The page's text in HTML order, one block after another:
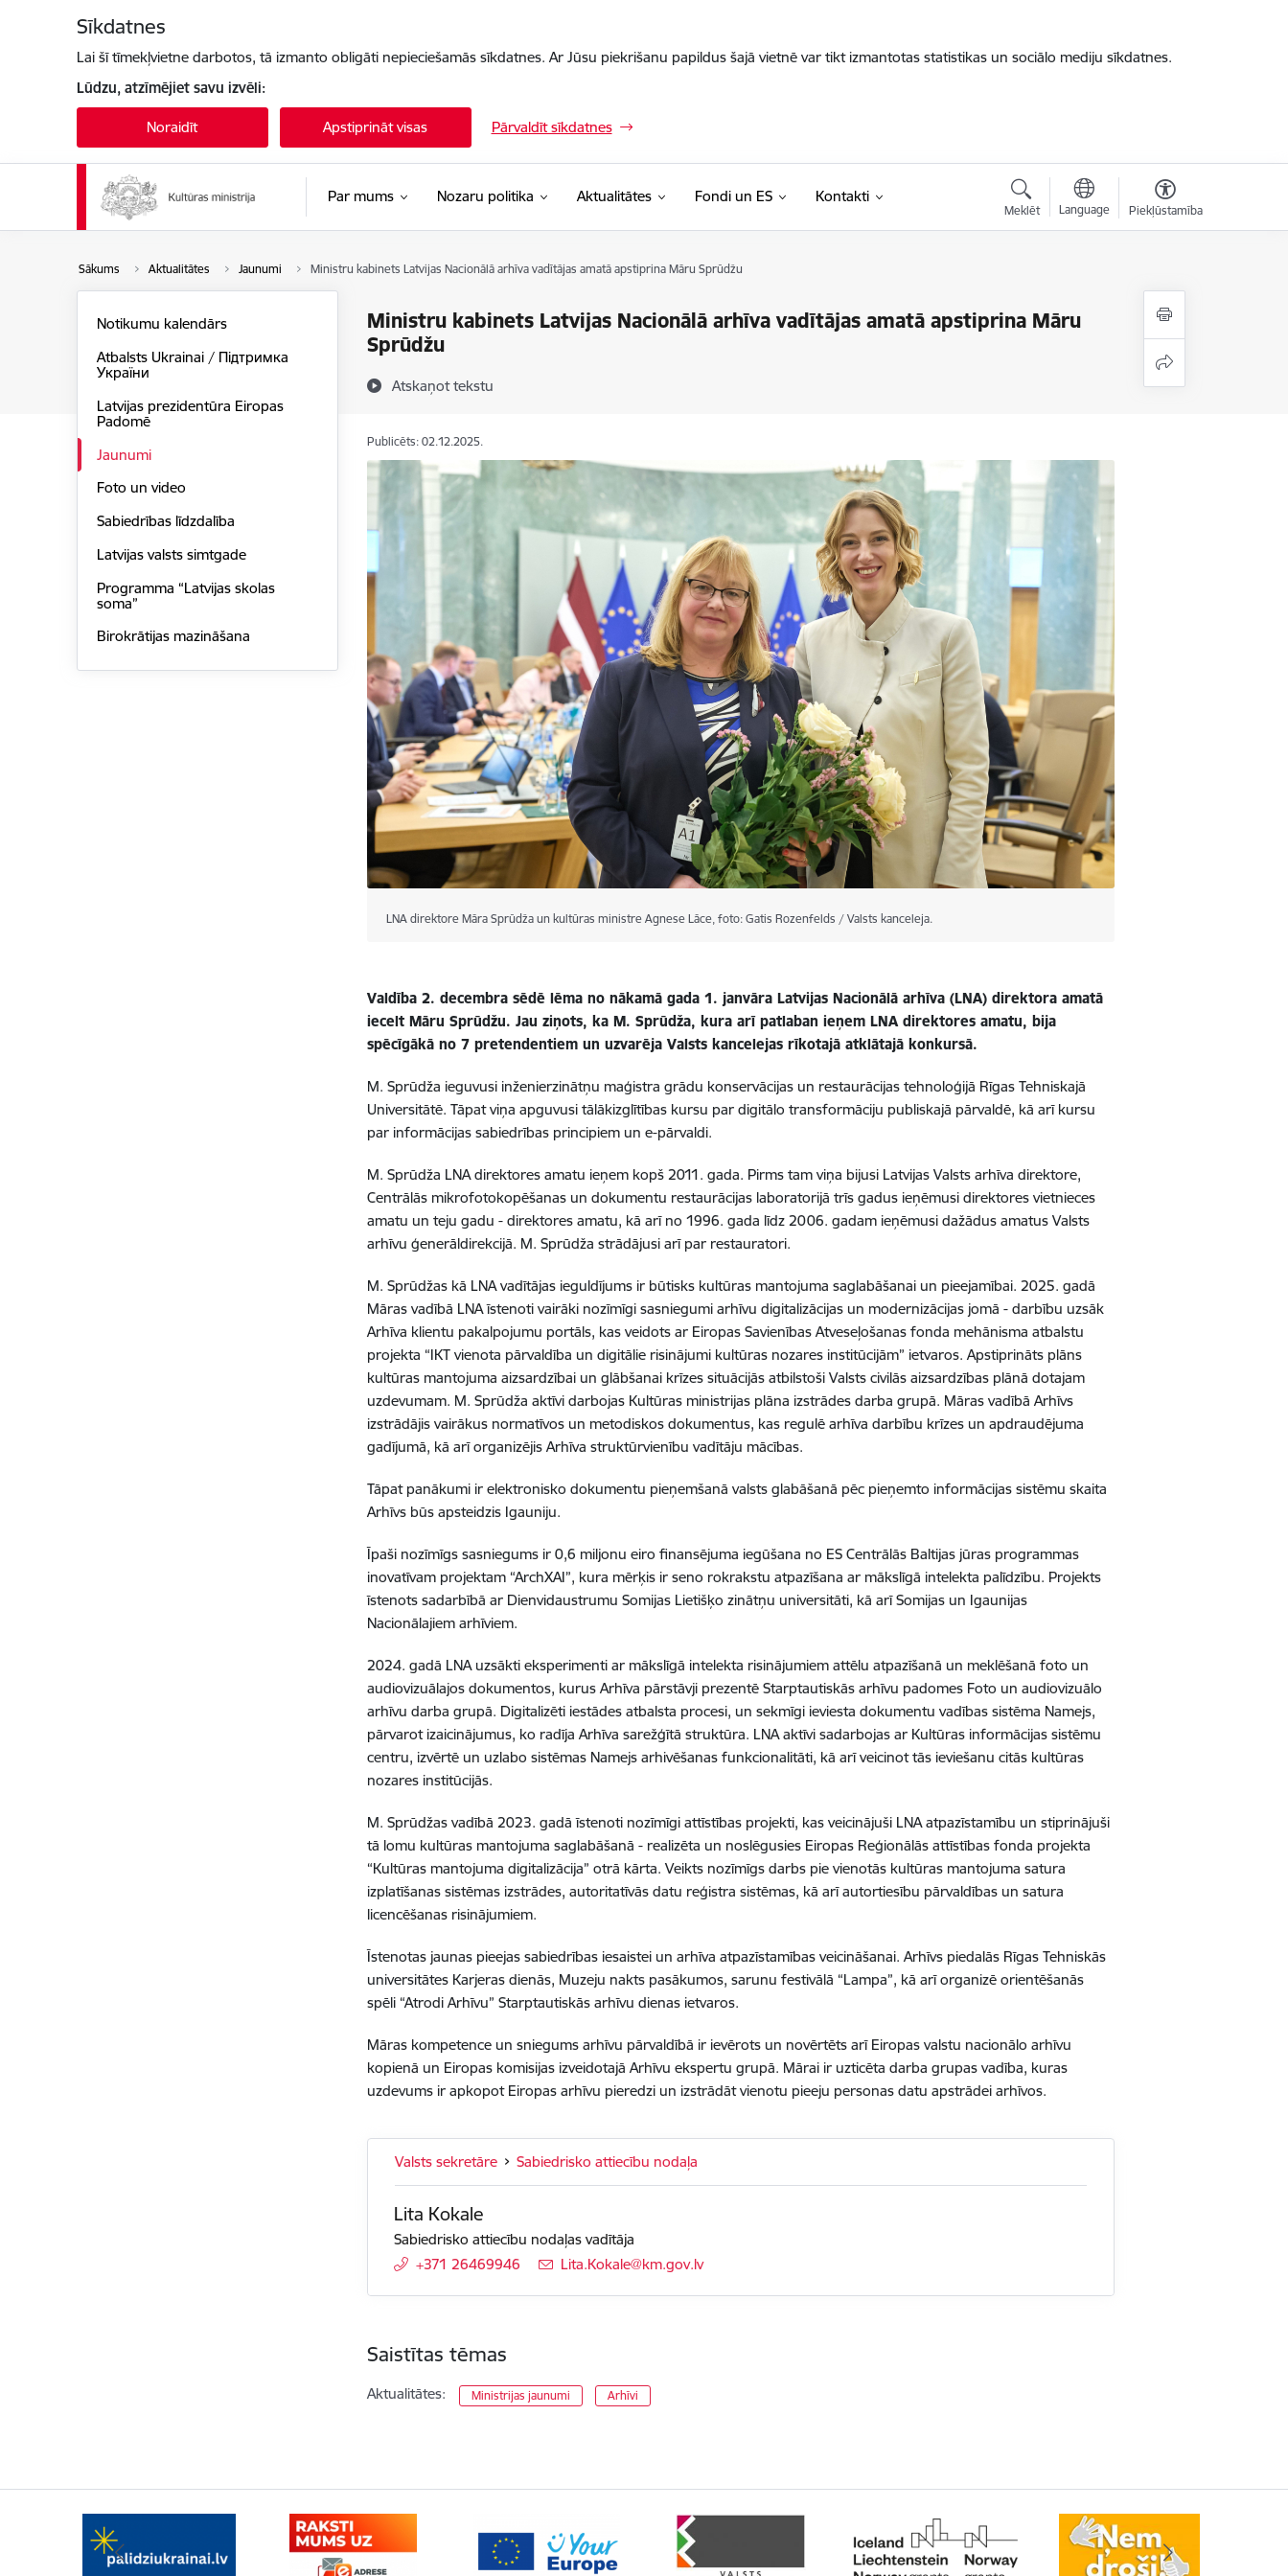
Sīkdatnes
Lai šī tīmekļvietne darbotos, tā izmanto obligāti nepieciešamās sīkdatnes. Ar Jūsu piekrišanu papildus šajā vietnē var tikt izmantotas statistikas un sociālo mediju sīkdatnes.
Lūdzu, atzīmējiet savu izvēli:
Noraidīt Apstiprināt visas Pārvaldīt sīkdatnes
Par mums Nozaru politika Aktualitātes Fondi un ES Kontakti
Meklēt Language Piekļūstamība
Sākums Aktualitātes Jaunumi Ministru kabinets Latvijas Nacionālā arhīva vadītājas amatā apstiprina Māru Sprūdžu
Ministru kabinets Latvijas Nacionālā arhīva vadītājas amatā apstiprina Māru
Sprūdžu
Atskaņot tekstu
Notikumu kalendārs
Atbalsts Ukrainai / Підтримка
України
Latvijas prezidentūra Eiropas
Padomē
Jaunumi
Foto un video
Sabiedrības līdzdalība
Latvijas valsts simtgade
Programma “Latvijas skolas
soma”
Birokrātijas mazināšana
Publicēts: 02.12.2025.
LNA direktore Māra Sprūdža un kultūras ministre Agnese Lāce, foto: Gatis Rozenfelds / Valsts kanceleja.
Valdība 2. decembra sēdē lēma no nākamā gada 1. janvāra Latvijas Nacionālā arhīva (LNA) direktora amatā
iecelt Māru Sprūdžu. Jau ziņots, ka M. Sprūdža, kura arī patlaban ieņem LNA direktores amatu, bija
spēcīgākā no 7 pretendentiem un uzvarēja Valsts kancelejas rīkotajā atklātajā konkursā.
M. Sprūdža ieguvusi inženierzinātņu maģistra grādu konservācijas un restaurācijas tehnoloģijā Rīgas Tehniskajā
Universitātē. Tāpat viņa apguvusi tālākizglītības kursu par digitālo transformāciju publiskajā pārvaldē, kā arī kursu
par informācijas sabiedrības principiem un e-pārvaldi.
M. Sprūdža LNA direktores amatu ieņem kopš 2011. gada. Pirms tam viņa bijusi Latvijas Valsts arhīva direktore,
Centrālās mikrofotokopēšanas un dokumentu restaurācijas laboratorijā trīs gadus ieņēmusi direktores vietnieces
amatu un teju gadu - direktores amatu, kā arī no 1996. gada līdz 2006. gadam ieņēmusi dažādus amatus Valsts
arhīvu ģenerāldirekcijā. M. Sprūdža strādājusi arī par restauratori.
M. Sprūdžas kā LNA vadītājas ieguldījums ir būtisks kultūras mantojuma saglabāšanai un pieejamībai. 2025. gadā
Māras vadībā LNA īstenoti vairāki nozīmīgi sasniegumi arhīvu digitalizācijas un modernizācijas jomā - darbību uzsāk
Arhīva klientu pakalpojumu portāls, kas veidots ar Eiropas Savienības Atveseļošanas fonda mehānisma atbalstu
projekta “IKT vienota pārvaldība un digitālie risinājumi kultūras nozares institūcijām” ietvaros. Apstiprināts plāns
kultūras mantojuma aizsardzībai un glābšanai krīzes situācijās atbilstoši Valsts civilās aizsardzības plānā dotajam
uzdevumam. M. Sprūdža aktīvi darbojas Kultūras ministrijas plāna izstrādes darba grupā. Māras vadībā Arhīvs
izstrādājis vairākus normatīvos un metodiskos dokumentus, kas regulē arhīva darbību krīzes un apdraudējuma
gadījumā, kā arī organizējis Arhīva struktūrvienību vadītāju mācības.
Tāpat panākumi ir elektronisko dokumentu pieņemšanā valsts glabāšanā pēc pieņemto informācijas sistēmu skaita
Arhīvs būs apsteidzis Igauniju.
Īpaši nozīmīgs sasniegums ir 0,6 miljonu eiro finansējuma iegūšana no ES Centrālās Baltijas jūras programmas
inovatīvam projektam “ArchXAI”, kura mērķis ir seno rokrakstu atpazīšana ar mākslīgā intelekta palīdzību. Projekts
īstenots sadarbībā ar Dienvidaustrumu Somijas Lietišķo zinātņu universitāti, kā arī Somijas un Igaunijas
Nacionālajiem arhīviem.
2024. gadā LNA uzsākti eksperimenti ar mākslīgā intelekta risinājumiem attēlu atpazīšanā un meklēšanā foto un
audiovizuālajos dokumentos, kurus Arhīva pārstāvji prezentē Starptautiskās arhīvu padomes Foto un audiovizuālo
arhīvu darba grupā. Digitalizēti iestādes atbalsta procesi, un sekmīgi ieviesta dokumentu vadības sistēma Namejs,
pārvarot izaicinājumus, ko radīja Arhīva sarežģītā struktūra. LNA aktīvi sadarbojas ar Kultūras informācijas sistēmu
centru, izvērtē un uzlabo sistēmas Namejs arhivēšanas funkcionalitāti, kā arī veicinot tās ieviešanu citās kultūras
nozares institūcijās.
M. Sprūdžas vadībā 2023. gadā īstenoti nozīmīgi attīstības projekti, kas veicinājuši LNA atpazīstamību un stiprinājuši
tā lomu kultūras mantojuma saglabāšanā - realizēta un noslēgusies Eiropas Reģionālās attīstības fonda projekta
“Kultūras mantojuma digitalizācija” otrā kārta. Veikts nozīmīgs darbs pie vienotās kultūras mantojuma satura
izplatīšanas sistēmas izstrādes, autoritatīvās datu reģistra sistēmas, kā arī autortiesību pārvaldības un satura
licencēšanas risinājumiem.
Īstenotas jaunas pieejas sabiedrības iesaistei un arhīva atpazīstamības veicināšanai. Arhīvs piedalās Rīgas Tehniskās
universitātes Karjeras dienās, Muzeju nakts pasākumos, sarunu festivālā “Lampa”, kā arī organizē orientēšanās
spēli “Atrodi Arhīvu” Starptautiskās arhīvu dienas ietvaros.
Māras kompetence un sniegums arhīvu pārvaldībā ir ievērots un novērtēts arī Eiropas valstu nacionālo arhīvu
kopienā un Eiropas komisijas izveidotajā Arhīvu ekspertu grupā. Mārai ir uzticēta darba grupas vadība, kuras
uzdevums ir apkopot Eiropas arhīvu pieredzi un izstrādāt vienotu pieeju personas datu apstrādei arhīvos.
Valsts sekretāre Sabiedrisko attiecību nodaļa
Lita Kokale
Sabiedrisko attiecību nodaļas vadītāja
+371 26469946
E-pasts:
Lita.Kokale@km.gov.lv
Saistītas tēmas
Aktualitātes: Ministrijas jaunumi Arhīvi